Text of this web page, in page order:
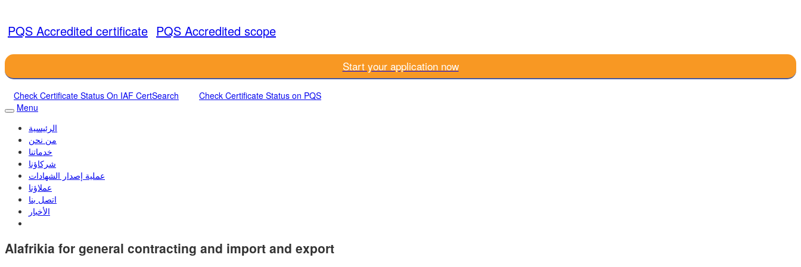
PQS Accredited certificate PQS Accredited scope
Start your application now
Check Certificate Status On IAF CertSearch
Check Certificate Status on PQS
Menu
الرئيسية
من نحن
خدماتنا
شركاؤنا
عملية إصدار الشهادات
عملاؤنا
اتصل بنا
الأخبار
Alafrikia for general contracting and import and export